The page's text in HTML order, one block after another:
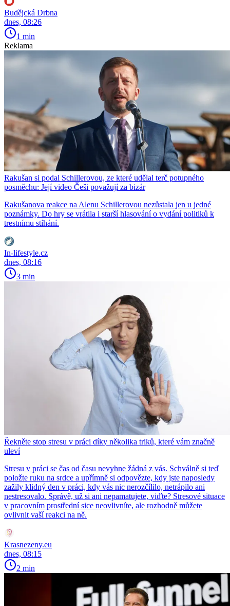
Budějcká Drbna
dnes, 08:26
1 min
Reklama
Rakušan si podal Schillerovou, ze které udělal terč potupného
posměchu: Její video Češi považují za bizár
Rakušanova reakce na Alenu Schillerovou nezůstala jen u jedné
poznámky. Do hry se vrátila i starší hlasování o vydání politiků k
trestnímu stíhání.
In-lifestyle.cz
dnes, 08:16
3 min
Řekněte stop stresu v práci díky několika triků, které vám značně
uleví
Stresu v práci se čas od času nevyhne žádná z vás. Schválně si teď
položte ruku na srdce a upřímně si odpovězte, kdy jste naposledy
zažily klidný den v práci, kdy vás nic nerozčílilo, netrápilo ani
nestresovalo. Správě, už si ani nepamatujete, viďte? Stresové situace
v pracovním prostřední sice neovlivníte, ale rozhodně můžete
ovlivnit vaší reakci na ně.
Krasnezeny.eu
dnes, 08:15
2 min